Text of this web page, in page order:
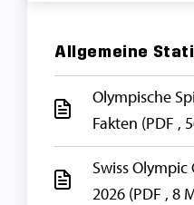
Allgemeine
Olympische
Fakten (PDF ,
Swiss
2026 (PDF , 8